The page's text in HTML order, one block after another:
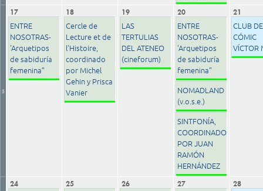
5
17
ENTRE
NOSOTRAS-
'Arquetipos
de sabiduría
femenina”
18
Cercle de
Lecture et de
l’Histoire,
coordinado
por Michel
Gehin y Prisca
Vanier
19
LAS
TERTULIAS
DEL ATENEO
(cineforum)
20
ENTRE
NOSOTRAS-
'Arquetipos
de sabiduría
femenina”
NOMADLAND
(v.o.s.e.)
SINTFONÍA,
COORDINADO
POR JUAN
RAMÓN
HERNÁNDEZ
21
CLUB
CÓMIC
VÍCTOR
24 25 26 27 28